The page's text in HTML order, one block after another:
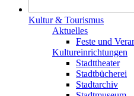
Kultur & Tourismus
Aktuelles
Feste und
Kultureinrichtungen
Stadttheater
Stadtbücherei
Stadtarchiv